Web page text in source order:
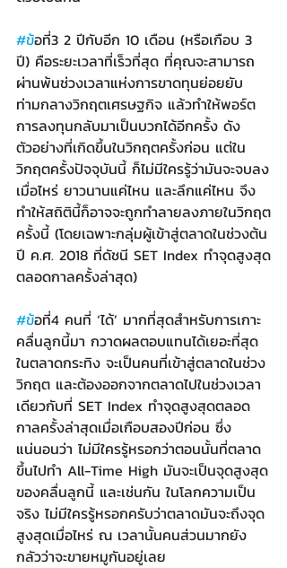
#ข้อที่3 2 ปีกับอีก 10 เดือน (หรือเกือบ 3
ปี) คือระยะเวลาที่เร็วที่สุด ที่คุณจะสามารถ
ผ่านพ้นช่วงเวลาแห่งการขาดทุนย่อยยับ
ท่ามกลางวิกฤตเศรษฐกิจ แล้วทำให้พอร์ต
การลงทุนกลับมาเป็นบวกได้อีกครั้ง ดัง
ตัวอย่างที่เกิดขึ้นในวิกฤตครั้งก่อน แต่ใน
วิกฤตครั้งปัจจุบันนี้ ก็ไม่มีใครรู้ว่ามันจะจบลง
เมื่อไหร่ ยาวนานแค่ไหน และลึกแค่ไหน จึง
ทำให้สถิตินี้ก็อาจจะถูกทำลายลงภายในวิกฤต
ครั้งนี้ (โดยเฉพาะกลุ่มผู้เข้าสู่ตลาดในช่วงต้น
ปี ค.ศ. 2018 ที่ดัชนี SET Index ทำจุดสูงสุด
ตลอดกาลครั้งล่าสุด)
#ข้อที่4 คนที่ ‘ได้’ มากที่สุดสำหรับการเกาะ
คลื่นลูกนี้มา กวาดผลตอบแทนได้เยอะที่สุด
ในตลาดกระทิง จะเป็นคนที่เข้าสู่ตลาดในช่วง
วิกฤต และต้องออกจากตลาดไปในช่วงเวลา
เดียวกับที่ SET Index ทำจุดสูงสุดตลอด
กาลครั้งล่าสุดเมื่อเกือบสองปีก่อน ซึ่ง
แน่นอนว่า ไม่มีใครรู้หรอกว่าตอนนั้นที่ตลาด
ขึ้นไปทำ All-Time High มันจะเป็นจุดสูงสุด
ของคลื่นลูกนี้ และเช่นกัน ในโลกความเป็น
จริง ไม่มีใครรู้หรอกครับว่าตลาดมันจะถึงจุด
สูงสุดเมื่อไหร่ ณ เวลานั้นคนส่วนมากยัง
กลัวว่าจะขายหมูกันอยู่เลย